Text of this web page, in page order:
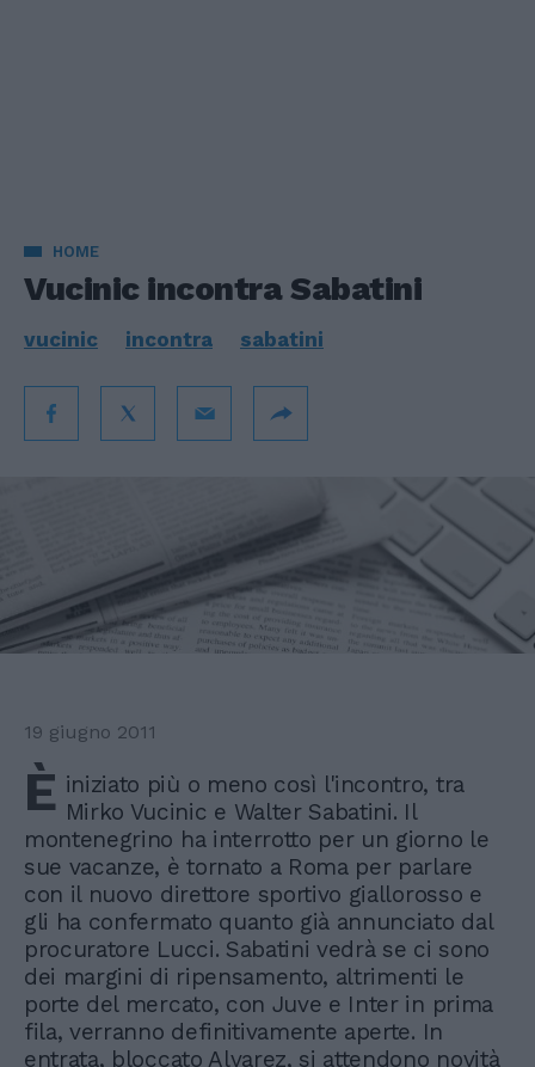
HOME
Vucinic incontra Sabatini
vucinic incontra sabatini
19 giugno 2011
È iniziato più o meno così l'incontro, tra
Mirko Vucinic e Walter Sabatini. Il
montenegrino ha interrotto per un giorno le
sue vacanze, è tornato a Roma per parlare
con il nuovo direttore sportivo giallorosso e
gli ha confermato quanto già annunciato dal
procuratore Lucci. Sabatini vedrà se ci sono
dei margini di ripensamento, altrimenti le
porte del mercato, con Juve e Inter in prima
fila, verranno definitivamente aperte. In
entrata, bloccato Alvarez, si attendono novità